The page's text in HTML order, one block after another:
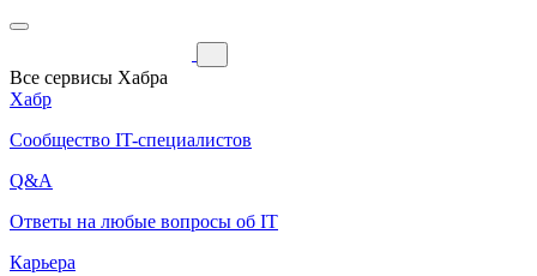
Все сервисы Хабра
Хабр
Сообщество IT-специалистов
Q&A
Ответы на любые вопросы об IT
Карьера